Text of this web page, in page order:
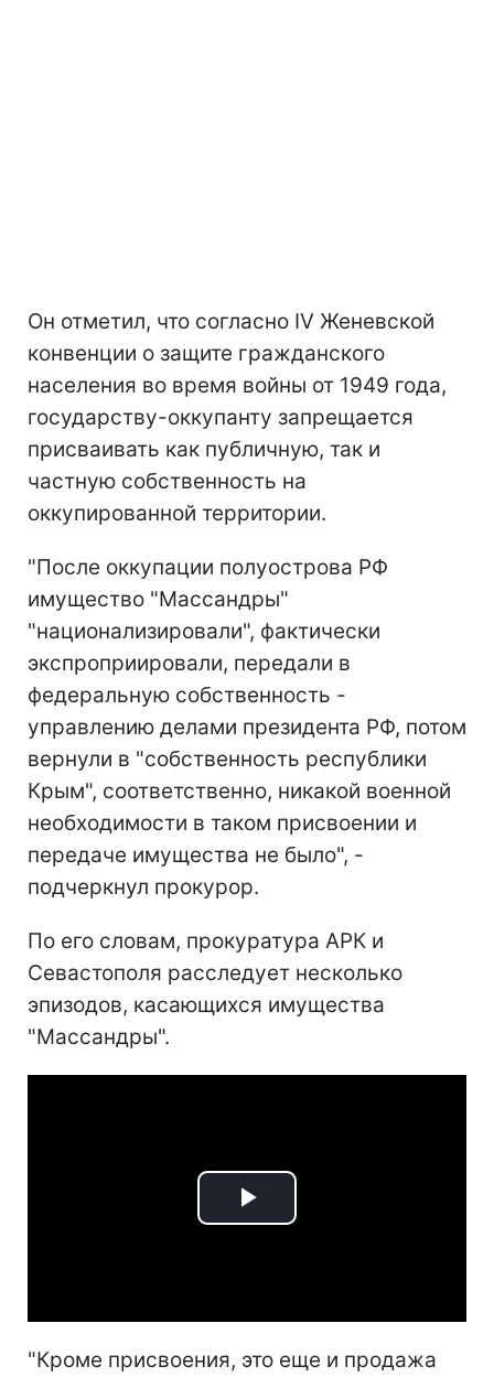
Он отметил, что согласно IV Женевской
конвенции о защите гражданского
населения во время войны от 1949 года,
государству-оккупанту запрещается
присваивать как публичную, так и
частную собственность на
оккупированной территории.
"После оккупации полуострова РФ
имущество "Массандры"
"национализировали", фактически
экспроприировали, передали в
федеральную собственность -
управлению делами президента РФ, потом
вернули в "собственность республики
Крым", соответственно, никакой военной
необходимости в таком присвоении и
передаче имущества не было", -
подчеркнул прокурор.
По его словам, прокуратура АРК и
Севастополя расследует несколько
эпизодов, касающихся имущества
"Массандры".
Play
"Кроме присвоения, это еще и продажа